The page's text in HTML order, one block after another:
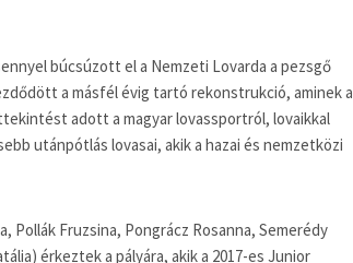
búcsúzott el a Nemzeti Lovarda a pezsgő
a másfél évig tartó rekonstrukció, aminek a
adott a magyar lovassportról, lovaikkal
utánpótlás lovasai, akik a hazai és nemzetközi
Pollák Fruzsina, Pongrácz Rosanna, Semerédy
érkeztek a pályára, akik a 2017-es Junior